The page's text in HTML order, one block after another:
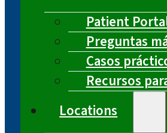
Patient
Preguntas
Casos
Recursos
Locations